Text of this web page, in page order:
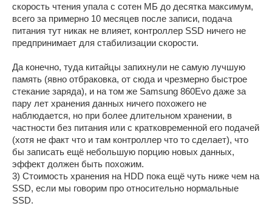
скорость чтения упала с сотен МБ до десятка максимум,
всего за примерно 10 месяцев после записи, подача
питания тут никак не влияет, контроллер SSD ничего не
предпринимает для стабилизации скорости.
Да конечно, туда китайцы запихнули не самую лучшую
память (явно отбраковка, от сюда и чрезмерно быстрое
стекание заряда), и на том же Samsung 860Evo даже за
пару лет хранения данных ничего похожего не
наблюдается, но при более длительном хранении, в
частности без питания или с кратковременной его подачей
(хотя не факт что и там контроллер что то сделает), что
бы записать ещё небольшую порцию новых данных,
эффект должен быть похожим.
3) Стоимость хранения на HDD пока ещё чуть ниже чем на
SSD, если мы говорим про относительно нормальные
SSD.